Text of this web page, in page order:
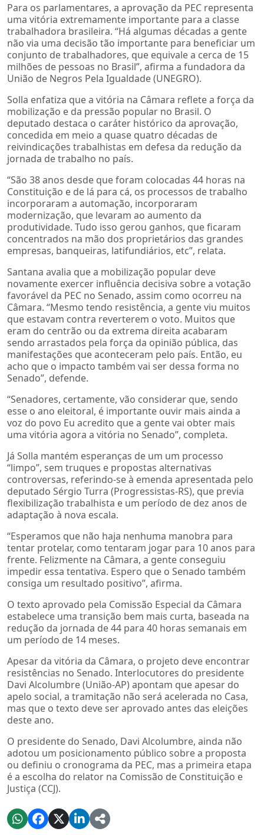
Para os parlamentares, a aprovação da PEC representa
uma vitória extremamente importante para a classe
trabalhadora brasileira. “Há algumas décadas a gente
não via uma decisão tão importante para beneficiar um
conjunto de trabalhadores, que equivale a cerca de 15
milhões de pessoas no Brasil”, afirma a fundadora da
União de Negros Pela Igualdade (UNEGRO).
Solla enfatiza que a vitória na Câmara reflete a força da
mobilização e da pressão popular no Brasil. O
deputado destaca o caráter histórico da aprovação,
concedida em meio a quase quatro décadas de
reivindicações trabalhistas em defesa da redução da
jornada de trabalho no país.
“São 38 anos desde que foram colocadas 44 horas na
Constituição e de lá para cá, os processos de trabalho
incorporaram a automação, incorporaram
modernização, que levaram ao aumento da
produtividade. Tudo isso gerou ganhos, que ficaram
concentrados na mão dos proprietários das grandes
empresas, banqueiras, latifundiários, etc”, relata.
Santana avalia que a mobilização popular deve
novamente exercer influência decisiva sobre a votação
favorável da PEC no Senado, assim como ocorreu na
Câmara. “Mesmo tendo resistência, a gente viu muitos
que estavam contra reverterem o voto. Muitos que
eram do centrão ou da extrema direita acabaram
sendo arrastados pela força da opinião pública, das
manifestações que aconteceram pelo país. Então, eu
acho que o impacto também vai ser dessa forma no
Senado”, defende.
“Senadores, certamente, vão considerar que, sendo
esse o ano eleitoral, é importante ouvir mais ainda a
voz do povo Eu acredito que a gente vai obter mais
uma vitória agora a vitória no Senado”, completa.
Já Solla mantém esperanças de um um processo
“limpo”, sem truques e propostas alternativas
controversas, referindo-se à emenda apresentada pelo
deputado Sérgio Turra (Progressistas-RS), que previa
flexibilização trabalhista e um período de dez anos de
adaptação à nova escala.
“Esperamos que não haja nenhuma manobra para
tentar protelar, como tentaram jogar para 10 anos para
frente. Felizmente na Câmara, a gente conseguiu
impedir essa tentativa. Espero que o Senado também
consiga um resultado positivo”, afirma.
O texto aprovado pela Comissão Especial da Câmara
estabelece uma transição bem mais curta, baseada na
redução da jornada de 44 para 40 horas semanais em
um período de 14 meses.
Apesar da vitória da Câmara, o projeto deve encontrar
resistências no Senado. Interlocutores do presidente
Davi Alcolumbre (União-AP) apontam que apesar do
apelo social, a tramitação não será acelerada no Casa,
mas que o texto deve ser aprovado antes das eleições
deste ano.
O presidente do Senado, Davi Alcolumbre, ainda não
adotou um posicionamento público sobre a proposta
ou definiu o cronograma da PEC, mas a primeira etapa
é a escolha do relator na Comissão de Constituição e
Justiça (CCJ).